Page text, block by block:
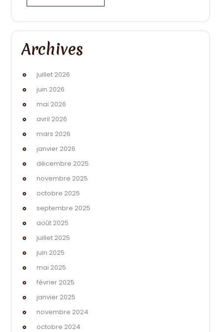
Archives
juillet 2026
juin 2026
mai 2026
avril 2026
mars 2026
janvier 2026
décembre 2025
novembre 2025
octobre 2025
septembre 2025
août 2025
juillet 2025
juin 2025
mai 2025
février 2025
janvier 2025
novembre 2024
octobre 2024